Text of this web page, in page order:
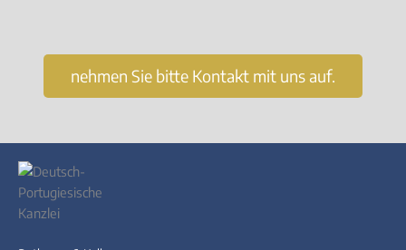
nehmen Sie bitte Kontakt mit uns auf.